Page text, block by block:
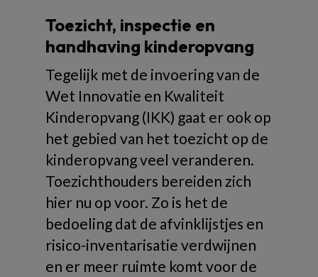
Toezicht, inspectie en
handhaving kinderopvang
Tegelijk met de invoering van de
Wet Innovatie en Kwaliteit
Kinderopvang (IKK) gaat er ook op
het gebied van het toezicht op de
kinderopvang veel veranderen.
Toezichthouders bereiden zich
hier nu op voor. Zo is het de
bedoeling dat de afvinklijstjes en
risico-inventarisatie verdwijnen
en er meer ruimte komt voor de